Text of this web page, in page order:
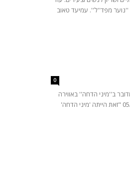
מפד''ל''. עמיעד טאוב
0
ב''מיני הדחה'' באווירה
טובה" המזכיר החדש עו''ד אייל יינון טולי פיקרש 05/04/2007 "זאת הייתה 'מיני הדחה'